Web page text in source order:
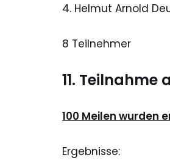
4. Helmut Arnold
8 Teilnehmer
11.
100 Meilen wurden
Ergebnisse: